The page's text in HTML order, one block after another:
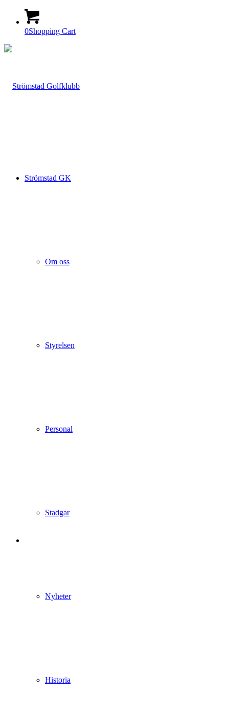
0Shopping Cart
Strömstad GK
Om oss
Styrelsen
Personal
Stadgar
Nyheter
Historia